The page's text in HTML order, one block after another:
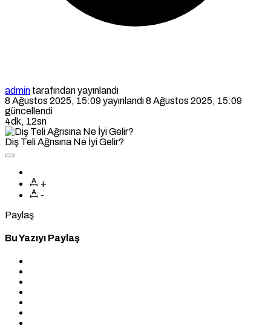
admin tarafından yayınlandı
8 Ağustos 2025, 15:09yayınlandı8 Ağustos 2025, 15:09
güncellendi
4dk, 12sn
Diş Teli Ağrısına Ne İyi Gelir?
+
-
Paylaş
Bu Yazıyı Paylaş